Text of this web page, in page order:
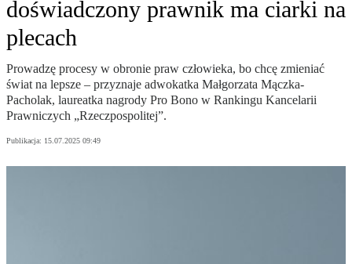
doświadczony prawnik ma ciarki na
plecach
Prowadzę procesy w obronie praw człowieka, bo chcę zmieniać
świat na lepsze – przyznaje adwokatka Małgorzata Mączka-
Pacholak, laureatka nagrody Pro Bono w Rankingu Kancelarii
Prawniczych „Rzeczpospolitej”.
Publikacja: 15.07.2025 09:49